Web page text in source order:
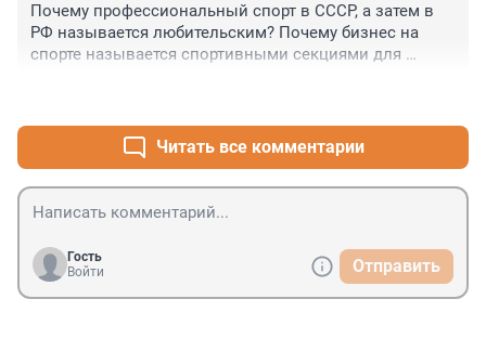
Почему профессиональный спорт в СССР, а затем в
РФ называется любительским? Почему бизнес на
спорте называется спортивными секциями для
свои карманы.
Читать все комментарии
Гость
Войти
Отправить